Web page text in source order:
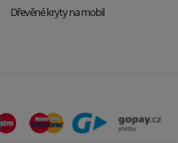
Dřevěné kryty na mobil